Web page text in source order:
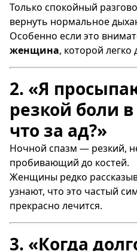
Только спокойный
вернуть нормальное
Особенно если это
женщина, которой легко
2. «Я
резкой боли
что за ад?»
Ночной спазм — резкий,
пробивающий до костей.
Женщины редко
узнают, что это частый
прекрасно лечится.
3. «Когда